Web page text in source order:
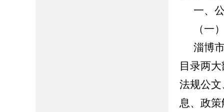
一、
（一
淄博
目录两
法规公
息、政